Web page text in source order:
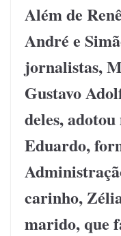
Além de
André e
jornalistas,
Gustavo
deles,
Eduardo,
carinho,
marido, que